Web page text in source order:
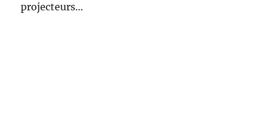
projecteurs…